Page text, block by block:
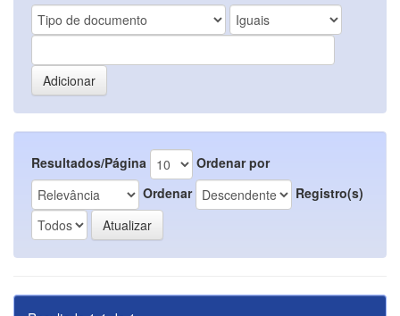
Resultados/Página
Ordenar por
Ordenar
Registro(s)